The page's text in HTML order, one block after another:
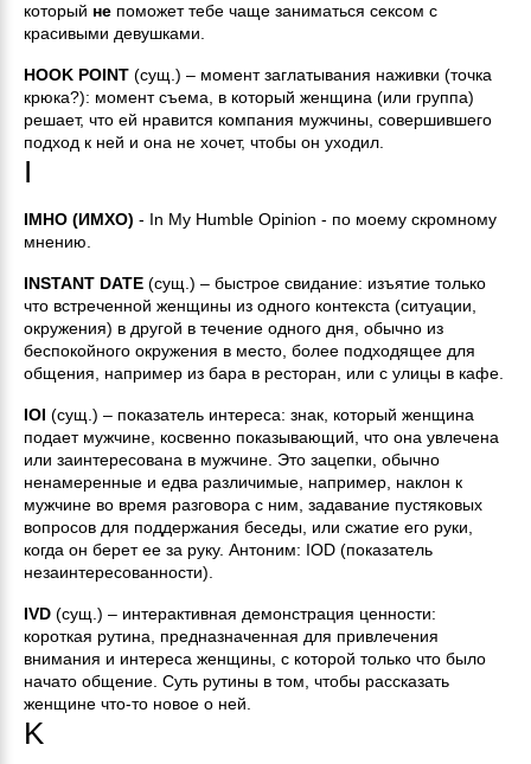
который не поможет тебе чаще заниматься сексом с
красивыми девушками.
HOOK POINT (сущ.) – момент заглатывания наживки (точка
крюка?): момент съема, в который женщина (или группа)
решает, что ей нравится компания мужчины, совершившего
подход к ней и она не хочет, чтобы он уходил.
I
IMHO (ИМХО) - In My Humble Opinion - по моему скромному
мнению.
INSTANT DATE (сущ.) – быстрое свидание: изъятие только
что встреченной женщины из одного контекста (ситуации,
окружения) в другой в течение одного дня, обычно из
беспокойного окружения в место, более подходящее для
общения, например из бара в ресторан, или с улицы в кафе.
IOI (сущ.) – показатель интереса: знак, который женщина
подает мужчине, косвенно показывающий, что она увлечена
или заинтересована в мужчине. Это зацепки, обычно
ненамеренные и едва различимые, например, наклон к
мужчине во время разговора с ним, задавание пустяковых
вопросов для поддержания беседы, или сжатие его руки,
когда он берет ее за руку. Антоним: IOD (показатель
незаинтересованности).
IVD (сущ.) – интерактивная демонстрация ценности:
короткая рутина, предназначенная для привлечения
внимания и интереса женщины, с которой только что было
начато общение. Суть рутины в том, чтобы рассказать
женщине что-то новое о ней.
K